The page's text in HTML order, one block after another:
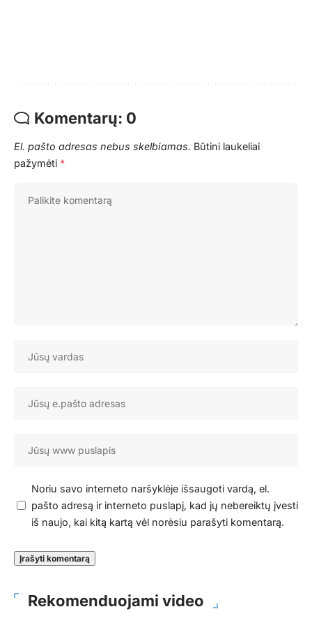
Komentarų: 0
El. pašto adresas nebus skelbiamas. Būtini laukeliai
pažymėti *
Noriu savo interneto naršyklėje išsaugoti vardą, el.
pašto adresą ir interneto puslapį, kad jų nebereiktų įvesti
iš naujo, kai kitą kartą vėl norėsiu parašyti komentarą.
Rekomenduojami video